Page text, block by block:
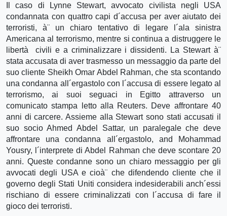
Il caso di Lynne Stewart, avvocato civilista negli USA
condannata con quattro capi d´accusa per aver aiutato dei
terroristi, à¨ un chiaro tentativo di legare l´ala sinistra
Americana al terrorismo, mentre si continua a distruggere le
libertà civili e a criminalizzare i dissidenti. La Stewart à¨
stata accusata di aver trasmesso un messaggio da parte del
suo cliente Sheikh Omar Abdel Rahman, che sta scontando
una condanna all´ergastolo con l´accusa di essere legato al
terrorismo, ai suoi seguaci in Egitto attraverso un
comunicato stampa letto alla Reuters. Deve affrontare 40
anni di carcere. Assieme alla Stewart sono stati accusati il
suo socio Ahmed Abdel Sattar, un paralegale che deve
affrontare una condanna all´ergastolo, and Mohammad
Yousry, l´interprete di Abdel Rahman che deve scontare 20
anni. Queste condanne sono un chiaro messaggio per gli
avvocati degli USA e cioà¨ che difendendo cliente che il
governo degli Stati Uniti considera indesiderabili anch´essi
rischiano di essere criminalizzati con l´accusa di fare il
gioco dei terroristi.